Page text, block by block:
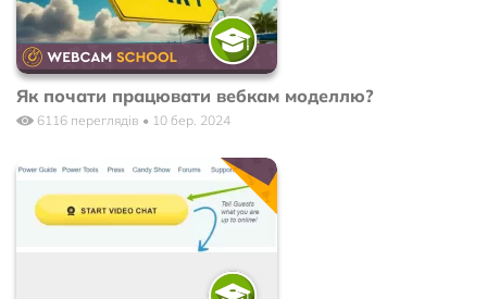
Як почати працювати вебкам моделлю?
6116 переглядів • 10 бер. 2024